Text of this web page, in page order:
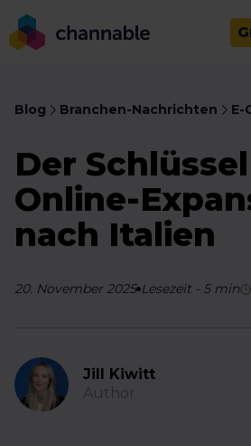
Blog Branchen-Nachrichten E-
Der
Online-
nach Italien
20. November 2025 Lesezeit - 5min
Jill Kiwitt
Author